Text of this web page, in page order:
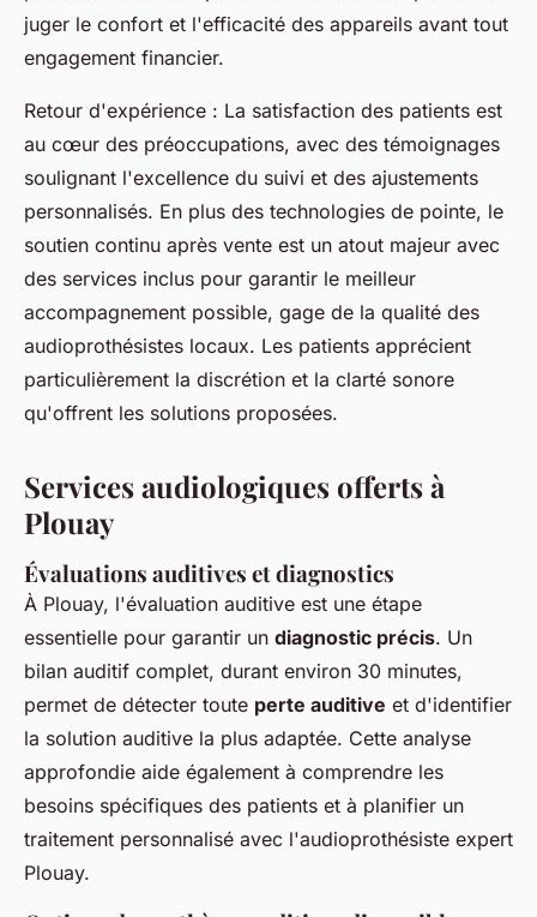
juger le confort et l'efficacité des appareils avant tout
engagement financier.
Retour d'expérience : La satisfaction des patients est
au cœur des préoccupations, avec des témoignages
soulignant l'excellence du suivi et des ajustements
personnalisés. En plus des technologies de pointe, le
soutien continu après vente est un atout majeur avec
des services inclus pour garantir le meilleur
accompagnement possible, gage de la qualité des
audioprothésistes locaux. Les patients apprécient
particulièrement la discrétion et la clarté sonore
qu'offrent les solutions proposées.
Services audiologiques offerts à
Plouay
Évaluations auditives et diagnostics
À Plouay, l'évaluation auditive est une étape
essentielle pour garantir un diagnostic précis. Un
bilan auditif complet, durant environ 30 minutes,
permet de détecter toute perte auditive et d'identifier
la solution auditive la plus adaptée. Cette analyse
approfondie aide également à comprendre les
besoins spécifiques des patients et à planifier un
traitement personnalisé avec l'audioprothésiste expert
Plouay.